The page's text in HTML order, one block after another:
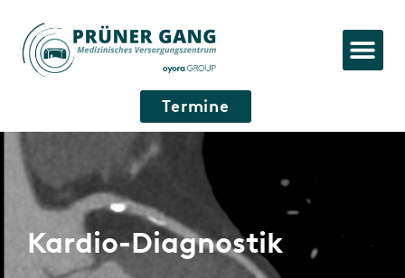
Termine
Kardio-Diagnostik